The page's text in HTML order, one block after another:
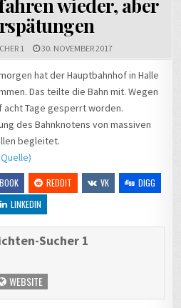
wieder, aber
1 30. NOVEMBER 2017
hat der Hauptbahnhof in Halle
Das teilte die Bahn mit. Wegen
acht Tage gesperrt worden.
des Bahnknotens von massiven
begleitet.
REDDIT VK
DIGG
LINKEDIN
Sucher 1
WEBSITE